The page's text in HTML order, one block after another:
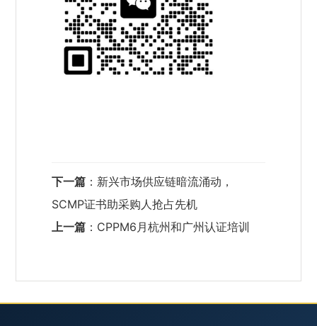
下一篇 ： 新兴市场供应链暗流涌动，
SCMP证书助采购人抢占先机
上一篇 ： CPPM6月杭州和广州认证培训